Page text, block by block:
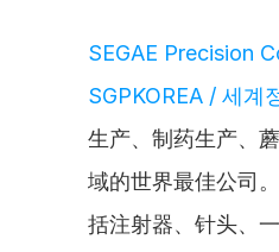
SEGAE Precision
SGPKOREA / 세계
生产、制药生产、
域的世界最佳公司
括注射器、针头、